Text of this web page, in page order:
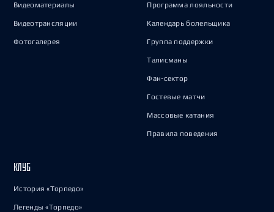
Видеоматериалы
Видеотрансляции
Фотогалерея
Программа лояльности
Календарь болельщика
Группа поддержки
Талисманы
Фан-сектор
Гостевые матчи
Массовые катания
Правила поведения
КЛУБ
История «Торпедо»
Легенды «Торпедо»